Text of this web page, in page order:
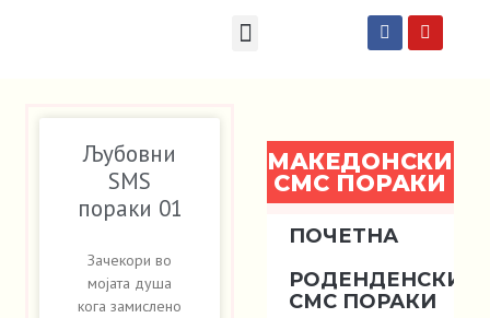
Љубовни
SMS
пораки 01
Зачекори во
мојата душа
кога замислено
МАКЕДОНСКИ
СМС ПОРАКИ
ПОЧЕТНА
РОДЕНДЕНСКИ
СМС ПОРАКИ